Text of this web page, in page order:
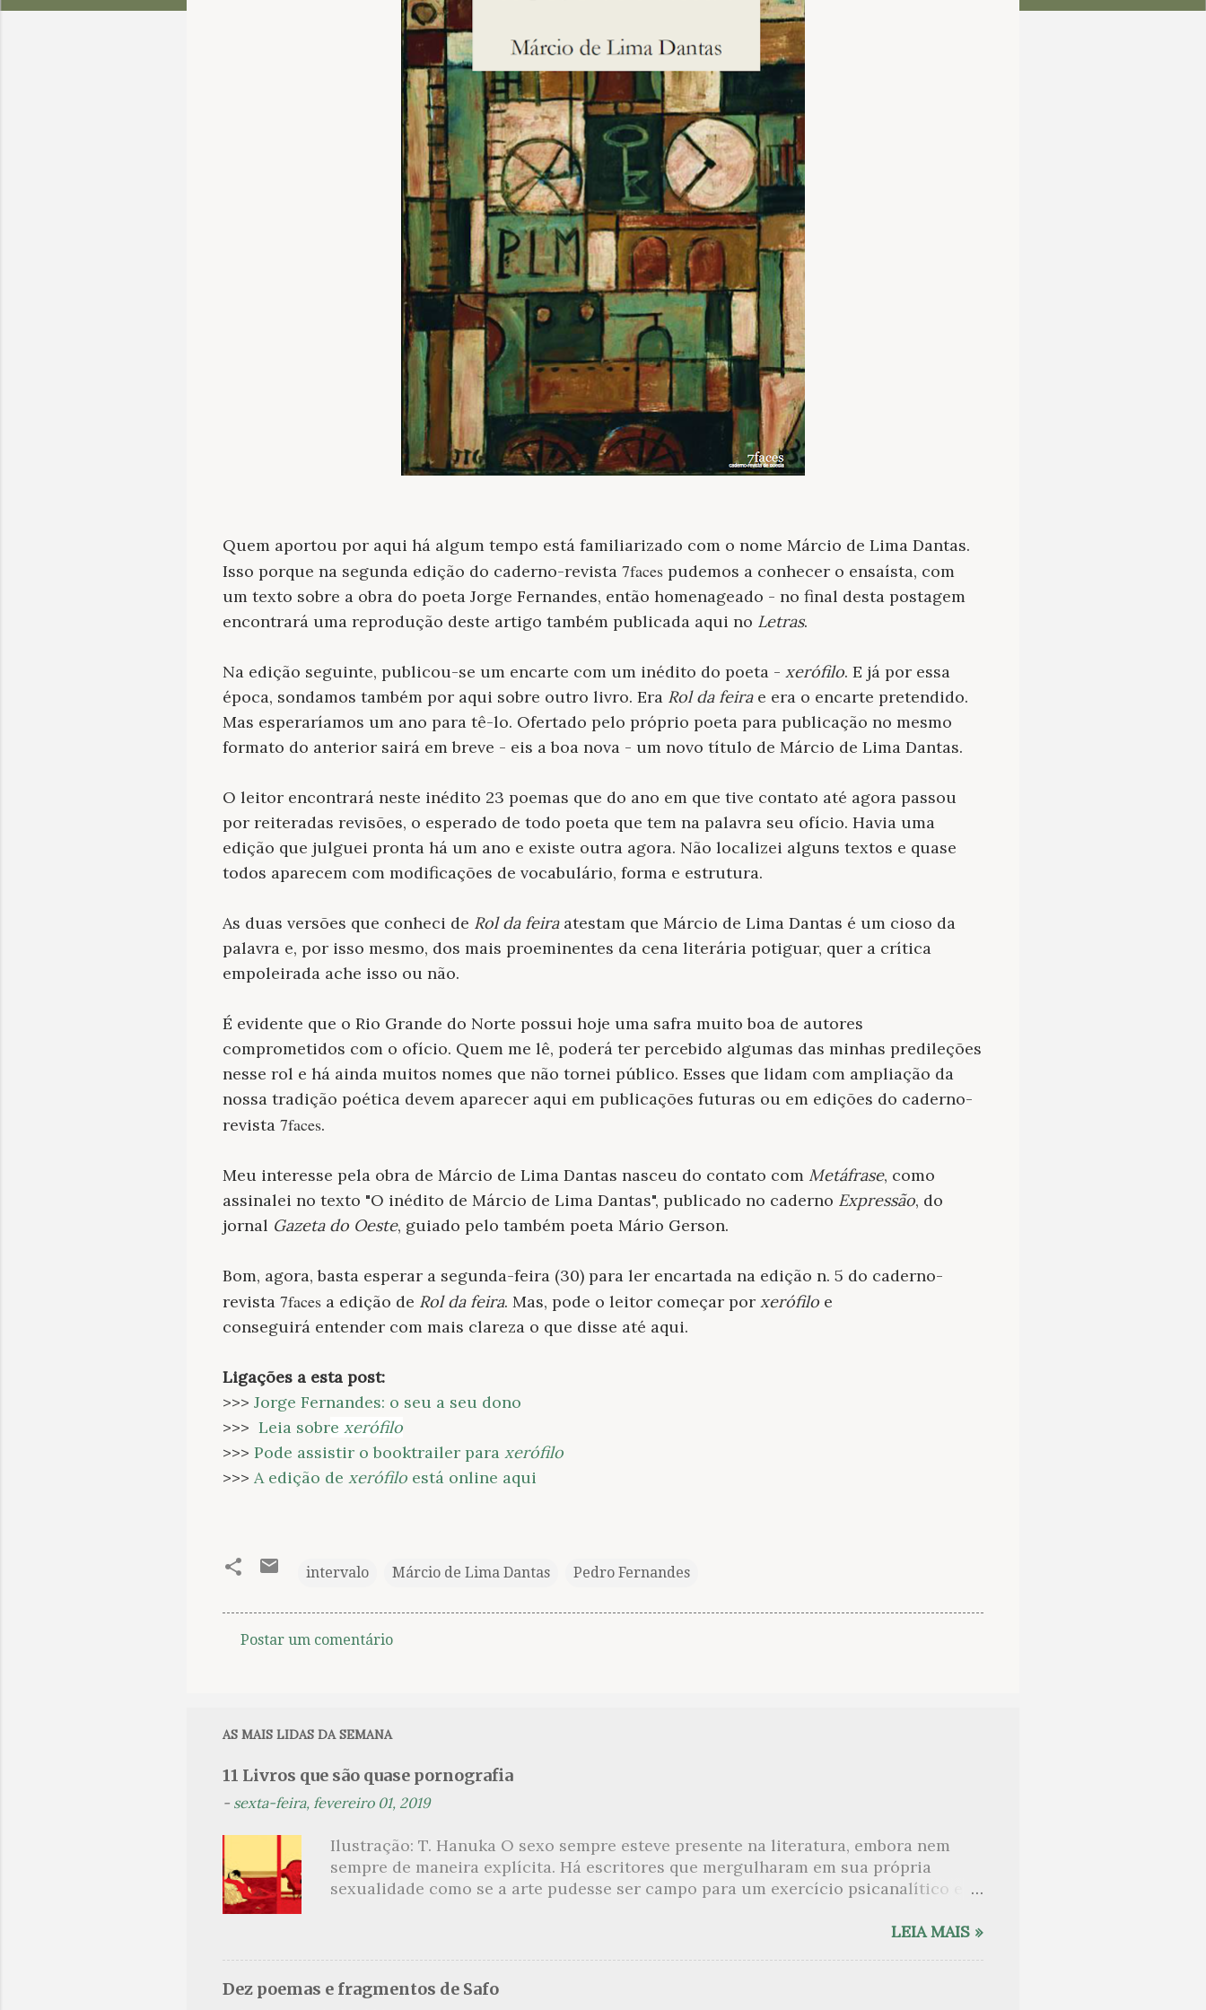
Quem aportou por aqui há algum tempo está familiarizado com o nome Márcio de Lima Dantas.
Isso porque na segunda edição do caderno-revista 7faces pudemos a conhecer o ensaísta, com
um texto sobre a obra do poeta Jorge Fernandes, então homenageado - no final desta postagem
encontrará uma reprodução deste artigo também publicada aqui no Letras.
Na edição seguinte, publicou-se um encarte com um inédito do poeta - xerófilo. E já por essa
época, sondamos também por aqui sobre outro livro. Era Rol da feira e era o encarte pretendido.
Mas esperaríamos um ano para tê-lo. Ofertado pelo próprio poeta para publicação no mesmo
formato do anterior sairá em breve - eis a boa nova - um novo título de Márcio de Lima Dantas.
O leitor encontrará neste inédito 23 poemas que do ano em que tive contato até agora passou
por reiteradas revisões, o esperado de todo poeta que tem na palavra seu ofício. Havia uma
edição que julguei pronta há um ano e existe outra agora. Não localizei alguns textos e quase
todos aparecem com modificações de vocabulário, forma e estrutura.
As duas versões que conheci de Rol da feiraatestam que Márcio de Lima Dantas é um cioso da
palavra e, por isso mesmo, dos mais proeminentes da cena literária potiguar, quer a crítica
empoleirada ache isso ou não.
É evidente que o Rio Grande do Norte possui hoje uma safra muito boa de autores
comprometidos com o ofício. Quem me lê, poderá ter percebido algumas das minhas predileções
nesse rol e há ainda muitos nomes que não tornei público. Esses que lidam com ampliação da
nossa tradição poética devem aparecer aqui em publicações futuras ou em edições do caderno-
revista 7faces.
Meu interesse pela obra de Márcio de Lima Dantas nasceu do contato com Metáfrase, como
assinalei no texto "O inédito de Márcio de Lima Dantas", publicado no caderno Expressão, do
jornal Gazeta do Oeste, guiado pelo também poeta Mário Gerson.
Bom, agora, basta esperar a segunda-feira (30) para ler encartada na edição n. 5 do caderno-
revista 7faces a edição de Rol da feira. Mas, pode o leitor começar por xerófilo e
conseguirá entender com mais clareza o que disse até aqui.
Ligações a esta post:
>>> Jorge Fernandes: o seu a seu dono
>>> Leia sobre xerófilo
>>> Pode assistir o booktrailer para xerófilo
>>> A edição de xerófilo está online aqui
intervalo Márcio de Lima Dantas Pedro Fernandes
e
t
á
r
o
s
Postar um comentário
AS MAIS LIDAS DA SEMANA
11 Livros que são quase pornografia
- sexta-feira, fevereiro 01, 2019
Ilustração: T. Hanuka O sexo sempre esteve presente na literatura, embora nem
sempre de maneira explícita. Há escritores que mergulharam em sua própria
sexualidade como se a arte pudesse ser campo para um exercício psicanalítico e
apresenta um conjunto de livros nos quais os escritores se desnudam, livros que
sido autora de um livro chamado Pourquoi le Brésil ?, tem sido lida como uma das
LEIA MAIS »
Dez poemas e fragmentos de Safo